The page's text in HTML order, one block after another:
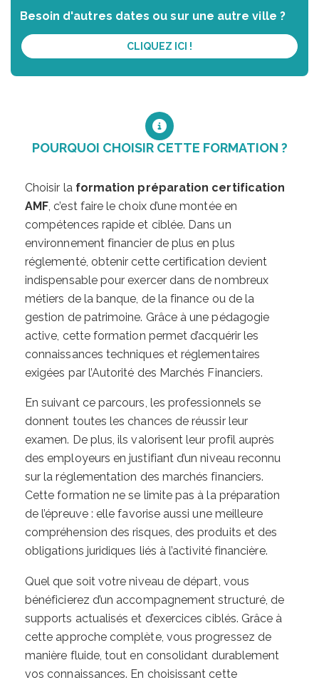
Besoin d'autres dates ou sur une autre ville ?
CLIQUEZ ICI !
POURQUOI CHOISIR CETTE FORMATION ?
Choisir la formation préparation certification
AMF, c’est faire le choix d’une montée en
compétences rapide et ciblée. Dans un
environnement financier de plus en plus
réglementé, obtenir cette certification devient
indispensable pour exercer dans de nombreux
métiers de la banque, de la finance ou de la
gestion de patrimoine. Grâce à une pédagogie
active, cette formation permet d’acquérir les
connaissances techniques et réglementaires
exigées par l’Autorité des Marchés Financiers.
En suivant ce parcours, les professionnels se
donnent toutes les chances de réussir leur
examen. De plus, ils valorisent leur profil auprès
des employeurs en justifiant d’un niveau reconnu
sur la réglementation des marchés financiers.
Cette formation ne se limite pas à la préparation
de l’épreuve : elle favorise aussi une meilleure
compréhension des risques, des produits et des
obligations juridiques liés à l’activité financière.
Quel que soit votre niveau de départ, vous
bénéficierez d’un accompagnement structuré, de
supports actualisés et d’exercices ciblés. Grâce à
cette approche complète, vous progressez de
manière fluide, tout en consolidant durablement
vos connaissances. En choisissant cette